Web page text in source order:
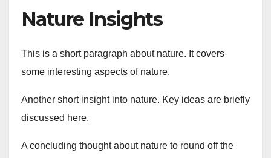
Nature Insights
This is a short paragraph about nature. It covers
some interesting aspects of nature.
Another short insight into nature. Key ideas are briefly
discussed here.
A concluding thought about nature to round off the